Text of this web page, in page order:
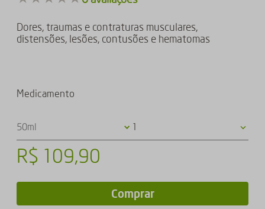
Dores, traumas e contraturas musculares,
distensões, lesões, contusões e hematomas
Medicamento
50ml
R$ 109,90
Comprar